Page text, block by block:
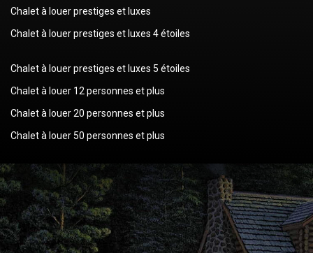
Chalet à louer prestiges et luxes
Chalet à louer prestiges et luxes 4 étoiles
Chalet à louer prestiges et luxes 5 étoiles
Chalet à louer 12 personnes et plus
Chalet à louer 20 personnes et plus
Chalet à louer 50 personnes et plus